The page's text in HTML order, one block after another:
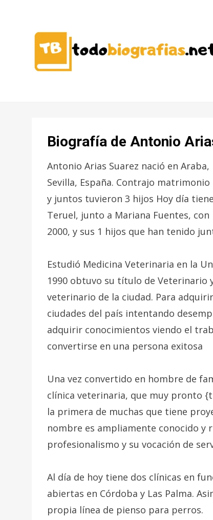
Biografía de Antonio
Antonio Arias Suarez nació en
Sevilla, España. Contrajo
y juntos tuvieron 3 hijos Hoy día
Teruel, junto a Mariana Fuentes,
2000, y sus 1 hijos que han tenido
Estudió Medicina Veterinaria en la
1990 obtuvo su título de Veterinario
veterinario de la ciudad. Para
ciudades del país intentando
adquirir conocimientos viendo el
convertirse en una persona exitosa
Una vez convertido en hombre de
clínica veterinaria, que muy pronto
la primera de muchas que tiene
nombre es ampliamente conocido y
profesionalismo y su vocación de
Al día de hoy tiene dos clínicas en
abiertas en Córdoba y Las Palma.
propia línea de pienso para perros.